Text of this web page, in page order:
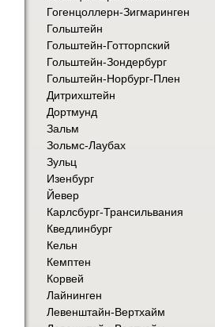
Гогенцоллерн-Зигмаринген
Гольштейн
Гольштейн-Готторпский
Гольштейн-Зондербург
Гольштейн-Норбург-Плен
Дитрихштейн
Дортмунд
Зальм
Зольмс-Лаубах
Зульц
Изенбург
Йевер
Карлсбург-Трансильвания
Кведлинбург
Кельн
Кемптен
Корвей
Лайнинген
Левенштайн-Вертхайм